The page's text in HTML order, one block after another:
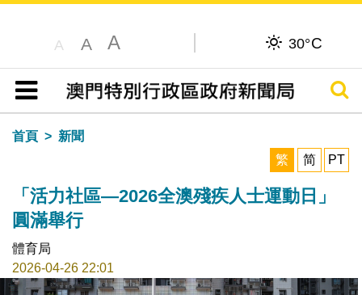
A A A 30°C
目錄
搜尋
首頁
新聞
繁
简 PT
「活力社區—2026全澳殘疾人士運動日」
圓滿舉行
體育局
2026-04-26 22:01